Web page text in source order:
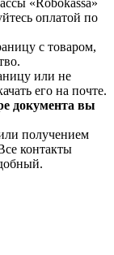
оплатой по
с товаром,
или не
его на почте.
документа вы
получением
контакты